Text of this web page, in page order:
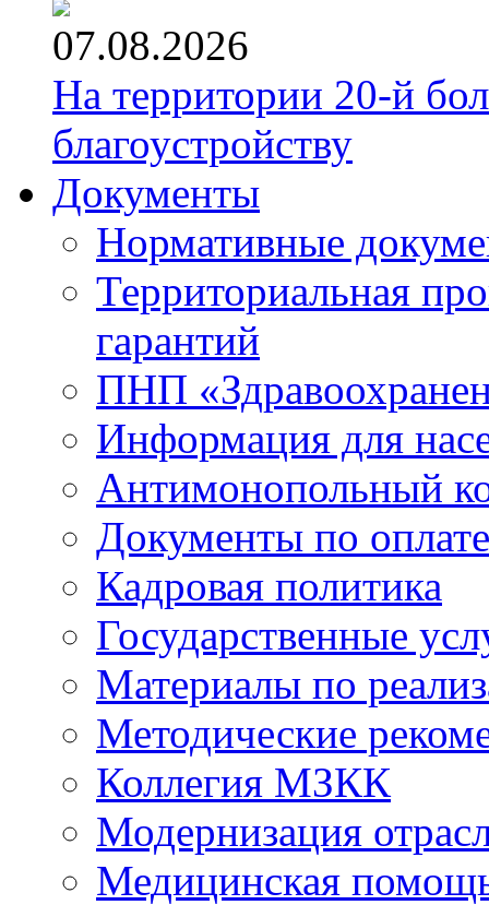
07.08.2026
На территории 20-й
благоустройству
Документы
Нормативные
Территориальная
гарантий
ПНП
Информация для
Антимонопольный
Документы по
Кадровая политика
Государственные
Материалы по
Методические
Коллегия МЗКК
Модернизация
Медицинская